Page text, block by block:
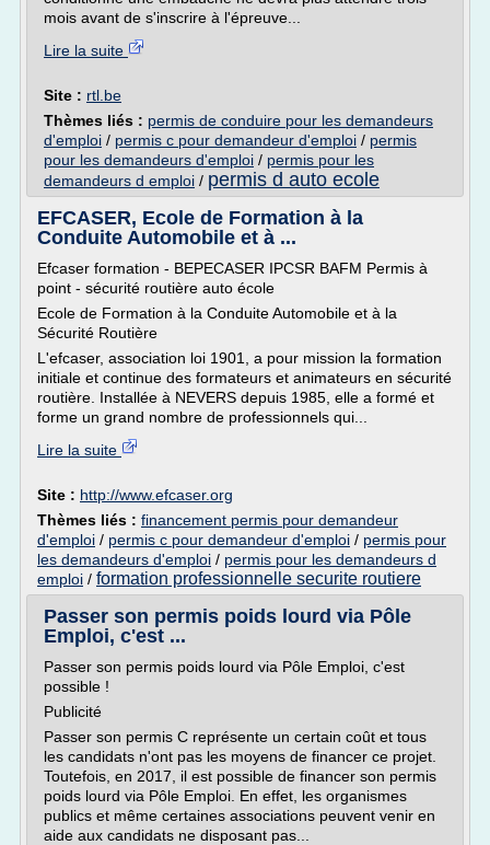
mois avant de s'inscrire à l'épreuve...
Lire la suite
Site : rtl.be
Thèmes liés : permis de conduire pour les demandeurs
d'emploi / permis c pour demandeur d'emploi / permis
pour les demandeurs d'emploi / permis pour les
demandeurs d emploi / permis d auto ecole
EFCASER, Ecole de Formation à la
Conduite Automobile et à ...
Efcaser formation - BEPECASER IPCSR BAFM Permis à
point - sécurité routière auto école
Ecole de Formation à la Conduite Automobile et à la
Sécurité Routière
L'efcaser, association loi 1901, a pour mission la formation
initiale et continue des formateurs et animateurs en sécurité
routière. Installée à NEVERS depuis 1985, elle a formé et
forme un grand nombre de professionnels qui...
Lire la suite
Site : http://www.efcaser.org
Thèmes liés : financement permis pour demandeur
d'emploi / permis c pour demandeur d'emploi / permis pour
les demandeurs d'emploi / permis pour les demandeurs d
emploi / formation professionnelle securite routiere
Passer son permis poids lourd via Pôle
Emploi, c'est ...
Passer son permis poids lourd via Pôle Emploi, c'est
possible !
Publicité
Passer son permis C représente un certain coût et tous
les candidats n'ont pas les moyens de financer ce projet.
Toutefois, en 2017, il est possible de financer son permis
poids lourd via Pôle Emploi. En effet, les organismes
publics et même certaines associations peuvent venir en
aide aux candidats ne disposant pas...